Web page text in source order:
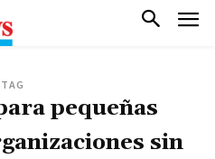
TAG
pequeñas
sin